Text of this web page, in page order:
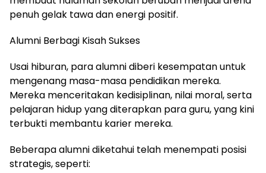
penuh gelak tawa dan energi positif.
Alumni Berbagi Kisah Sukses
Usai hiburan, para alumni diberi kesempatan untuk
mengenang masa-masa pendidikan mereka.
Mereka menceritakan kedisiplinan, nilai moral, serta
pelajaran hidup yang diterapkan para guru, yang kini
terbukti membantu karier mereka.
Beberapa alumni diketahui telah menempati posisi
strategis, seperti: